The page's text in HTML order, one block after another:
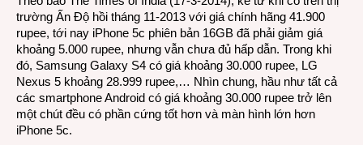
trường Ấn Độ hồi tháng 11-2013 với giá chính hãng 41.900
rupee, tới nay iPhone 5c phiên bản 16GB đã phải giảm giá
khoảng 5.000 rupee, nhưng vẫn chưa đủ hấp dẫn. Trong khi
đó, Samsung Galaxy S4 có giá khoảng 30.000 rupee, LG
Nexus 5 khoảng 28.999 rupee,… Nhìn chung, hầu như tất cả
các smartphone Android có giá khoảng 30.000 rupee trở lên
một chút đều có phần cứng tốt hơn và màn hình lớn hơn
iPhone 5c.